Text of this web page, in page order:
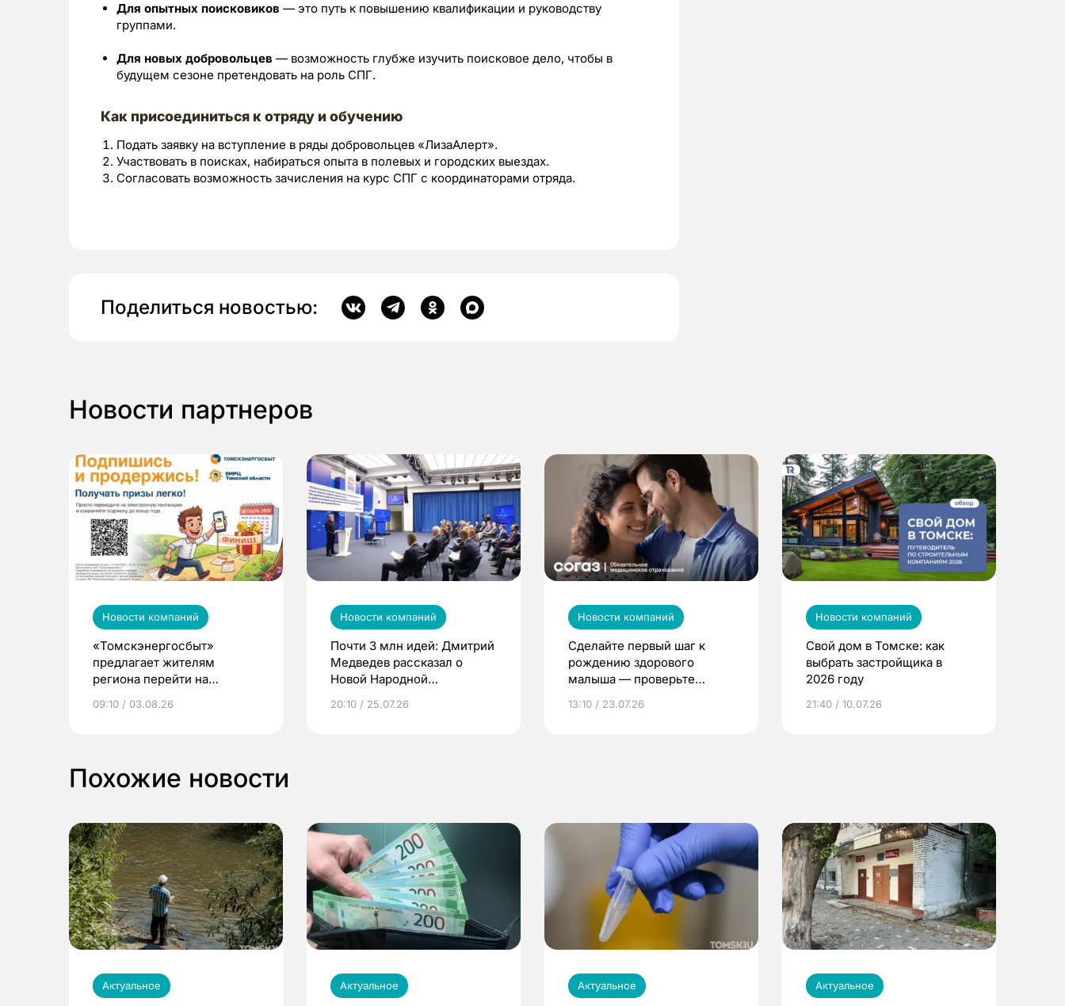
Для опытных поисковиков — это путь к повышению квалификации и руководству
группами.
Для новых добровольцев — возможность глубже изучить поисковое дело, чтобы в
будущем сезоне претендовать на роль СПГ.
Как присоединиться к отряду и обучению
Подать заявку на вступление в ряды добровольцев «ЛизаАлерт».
Участвовать в поисках, набираться опыта в полевых и городских выездах.
Согласовать возможность зачисления на курс СПГ с координаторами отряда.
Поделиться новостью:
Новости партнеров
Новости компаний
«Томскэнергосбыт»
предлагает жителям
региона перейти на
выиграть призы
09:10 / 03.08.26
Новости компаний
Почти 3 млн идей: Дмитрий
Медведев рассказал о
Новой Народной
20:10 / 25.07.26
Новости компаний
Сделайте первый шаг к
рождению здорового
малыша — проверьте
по ОМС!
13:10 / 23.07.26
Новости компаний
Свой дом в Томске: как
выбрать застройщика в
2026 году
21:40 / 10.07.26
Похожие новости
Актуальное Актуальное Актуальное Актуальное